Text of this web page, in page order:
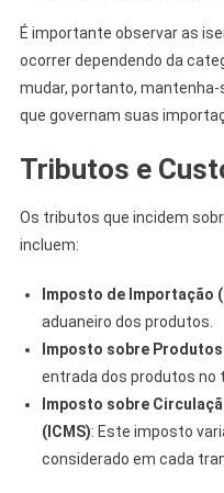
É importante observar as
ocorrer dependendo da
mudar, portanto,
que governam suas
Tributos e
Os tributos que incidem
incluem:
Imposto de Importação
aduaneiro dos produtos.
Imposto sobre
entrada dos produtos no
Imposto sobre
(ICMS): Este imposto
considerado em cada